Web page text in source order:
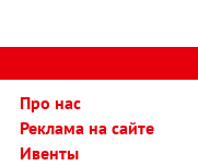
Про нас
Реклама на сайте
Ивенты